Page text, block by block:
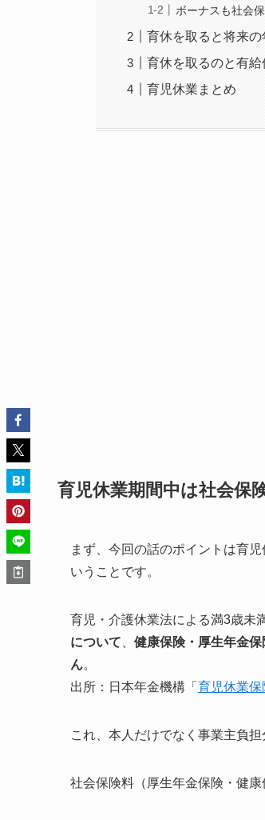
ボーナスも社会
育休を取ると将来の
育休を取るのと有
育児休業まとめ
育児休業期間中は社会保
まず、今回の話のポイントは育
いうことです。
育児・介護休業法による満3歳未
について
健康保険・厚生年金
ん。
出所：日本年金機構「 育児休業
これ、本人だけでなく事業主負
社会保険料（厚生年金保険・健